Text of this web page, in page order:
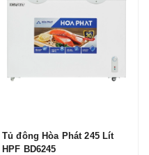
Tủ đông Hòa Phát 245 Lít
HPF BD6245